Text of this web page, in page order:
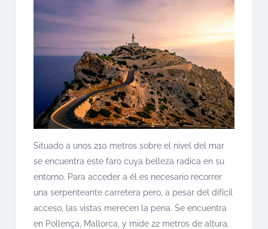
Situado a unos 210 metros sobre el nivel del mar
se encuentra este faro cuya belleza radica en su
entorno. Para acceder a él es necesario recorrer
una serpenteante carretera pero, a pesar del difícil
acceso, las vistas merecen la pena. Se encuentra
en Pollença, Mallorca, y mide 22 metros de altura.